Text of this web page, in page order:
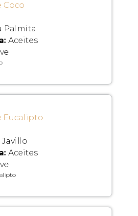
Coco
Palmita
Aceites
Eucalipto
Javillo
Aceites